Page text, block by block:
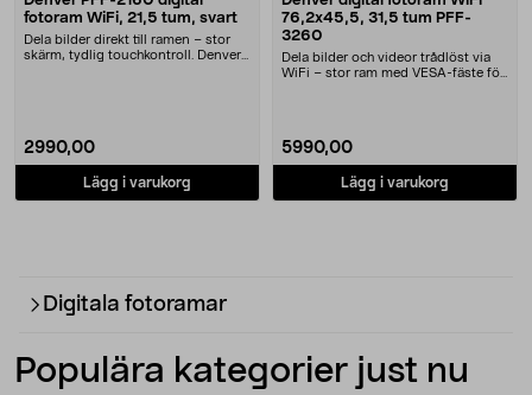
fotoram WiFi, 21,5 tum, svart
Dela bilder direkt till ramen – stor
skärm, tydlig touchkontroll. Denver
2990,00
Lägg i varukorg
76,2x45,5, 31,5 tum PFF-
3260
Dela bilder och videor trådlöst via
WiFi – stor ram med VESA-fäste för
5990,00
Lägg i varukorg
Digitala fotoramar
Populära kategorier just nu